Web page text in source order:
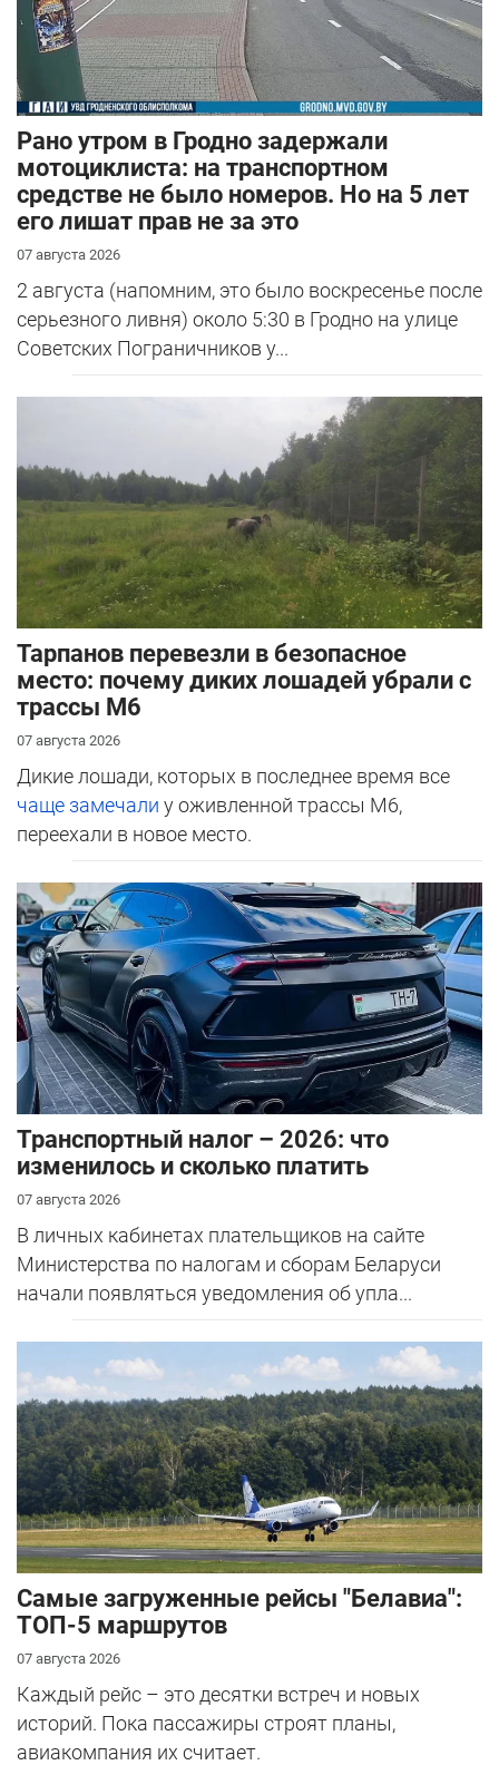
Рано утром в Гродно задержали
мотоциклиста: на транспортном
средстве не было номеров. Но на 5 лет
его лишат прав не за это
07 августа 2026
2 августа (напомним, это было воскресенье после
серьезного ливня) около 5:30 в Гродно на улице
Советских Пограничников у...
Тарпанов перевезли в безопасное
место: почему диких лошадей убрали с
трассы М6
07 августа 2026
Дикие лошади, которых в последнее время все
чаще замечали у оживленной трассы М6,
переехали в новое место.
Транспортный налог – 2026: что
изменилось и сколько платить
07 августа 2026
В личных кабинетах плательщиков на сайте
Министерства по налогам и сборам Беларуси
начали появляться уведомления об упла...
Самые загруженные рейсы "Белавиа":
ТОП-5 маршрутов
07 августа 2026
Каждый рейс – это десятки встреч и новых
историй. Пока пассажиры строят планы,
авиакомпания их считает.